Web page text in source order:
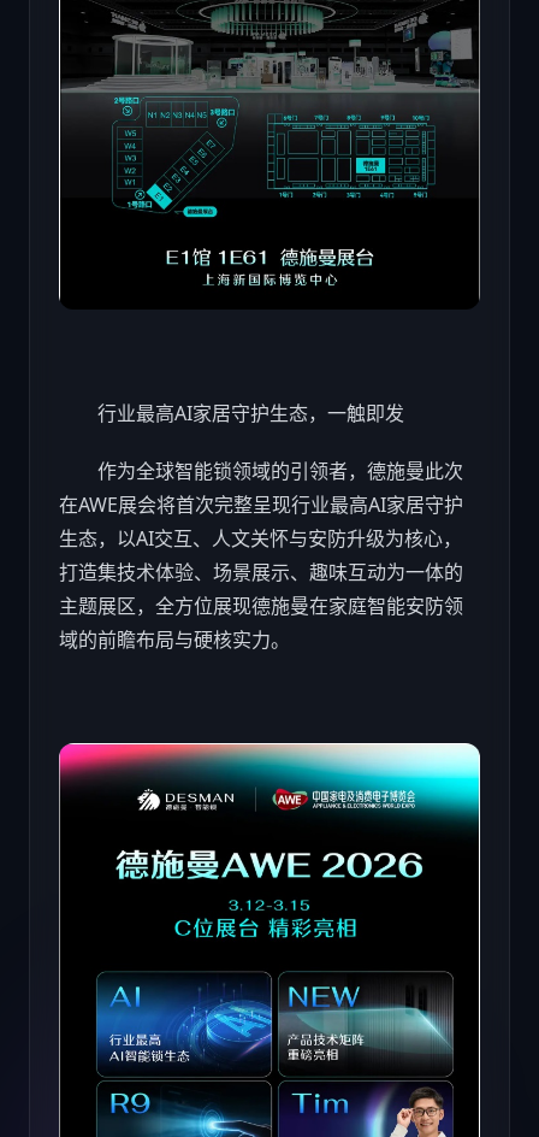
行业最高AI家居守护生态，一触即发
作为全球智能锁领域的引领者，德施曼此次
在AWE展会将首次完整呈现行业最高AI家居守护
生态，以AI交互、人文关怀与安防升级为核心，
打造集技术体验、场景展示、趣味互动为一体的
主题展区，全方位展现德施曼在家庭智能安防领
域的前瞻布局与硬核实力。